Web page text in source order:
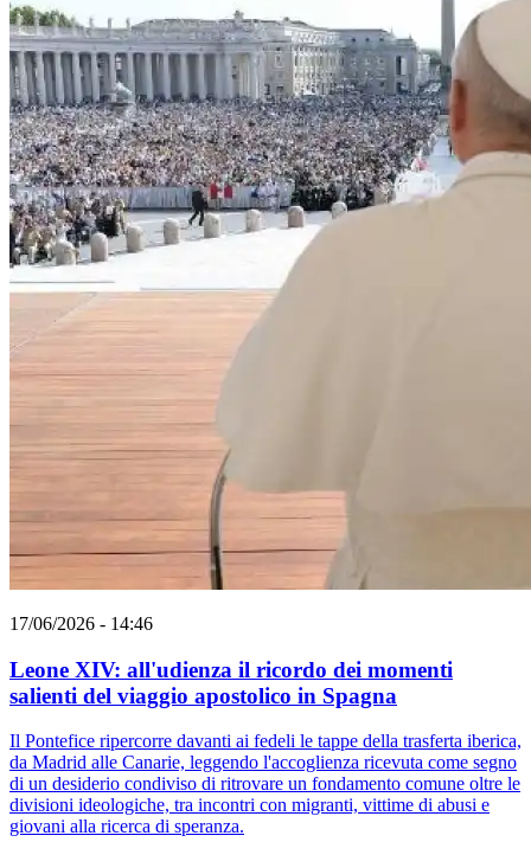
17/06/2026 - 14:46
Leone XIV: all'udienza il ricordo dei momenti
salienti del viaggio apostolico in Spagna
Il Pontefice ripercorre davanti ai fedeli le tappe della trasferta iberica,
da Madrid alle Canarie, leggendo l'accoglienza ricevuta come segno
di un desiderio condiviso di ritrovare un fondamento comune oltre le
divisioni ideologiche, tra incontri con migranti, vittime di abusi e
giovani alla ricerca di speranza.